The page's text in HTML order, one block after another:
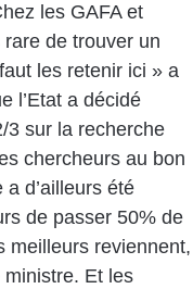
les GAFA et
de trouver un
les retenir ici » a
l’Etat a décidé
3 sur la recherche
chercheurs au bon
d’ailleurs été
de passer 50% de
meilleurs reviennent,
Et les